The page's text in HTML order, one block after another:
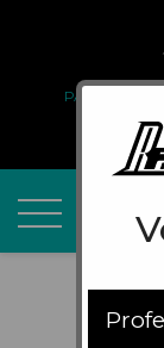
PARTENARIAT